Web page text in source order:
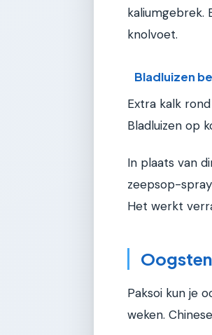
kaliumgebrek.
knolvoet.
Bladluizen
Extra kalk
Bladluizen op
In plaats van
zeepsop-
Het werkt
Paksoi kun je
weken.